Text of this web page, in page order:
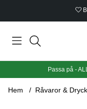
Passa på -
Hem Råvaror & Dryck